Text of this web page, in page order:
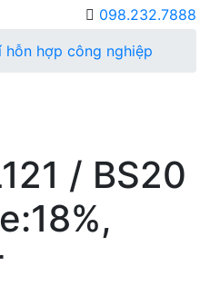
098.232.7888
hỗn hợp công nghiệp
/ BS20